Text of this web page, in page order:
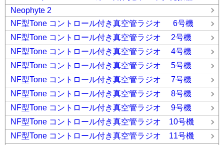
Neophyte 2
NF型Tone コントロール付き真空管ラジオ 6号機
NF型Tone コントロール付き真空管ラジオ 2号機
NF型Tone コントロール付き真空管ラジオ 4号機
NF型Tone コントロール付き真空管ラジオ 5号機
NF型Tone コントロール付き真空管ラジオ 7号機
NF型Tone コントロール付き真空管ラジオ 8号機
NF型Tone コントロール付き真空管ラジオ 9号機
NF型Tone コントロール付き真空管ラジオ 10号機
NF型Tone コントロール付き真空管ラジオ 11号機